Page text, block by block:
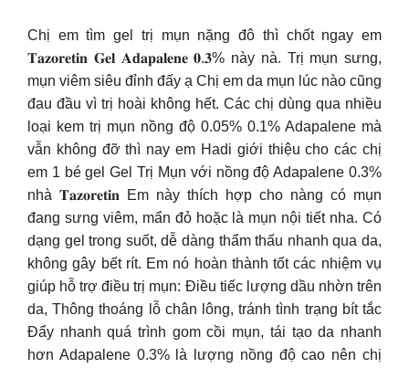
Chị em tìm gel trị mụn nặng đô thì chốt ngay em
𝐓𝐚𝐳𝐨𝐫𝐞𝐭𝐢𝐧 𝐆𝐞𝐥 𝐀𝐝𝐚𝐩𝐚𝐥𝐞𝐧𝐞 𝟎.𝟑% này nà. Trị mụn sưng,
mụn viêm siêu đỉnh đấy ạ Chị em da mụn lúc nào cũng
đau đầu vì trị hoài không hết. Các chị dùng qua nhiều
loại kem trị mụn nồng độ 0.05% 0.1% Adapalene mà
vẫn không đỡ thì nay em Hadi giới thiệu cho các chị
em 1 bé gel Gel Trị Mụn với nồng độ Adapalene 0.3%
nhà 𝐓𝐚𝐳𝐨𝐫𝐞𝐭𝐢𝐧 Em này thích hợp cho nàng có mụn
đang sưng viêm, mẩn đỏ hoặc là mụn nội tiết nha. Có
dạng gel trong suốt, dễ dàng thẩm thấu nhanh qua da,
không gây bết rít. Em nó hoàn thành tốt các nhiệm vụ
giúp hỗ trợ điều trị mụn: Điều tiếc lượng dầu nhờn trên
da, Thông thoáng lỗ chân lông, tránh tình trạng bít tắc
Đẩy nhanh quá trình gom cồi mụn, tái tạo da nhanh
hơn Adapalene 0.3% là lượng nồng độ cao nên chị